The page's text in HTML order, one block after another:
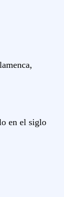
en el siglo